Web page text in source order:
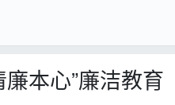
本心”廉洁教育